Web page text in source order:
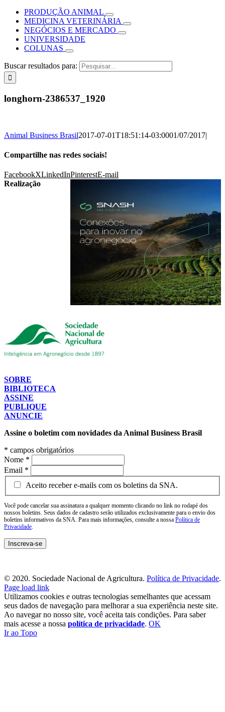
PRODUÇÃO ANIMAL
MEDICINA VETERINÁRIA
NEGÓCIOS E MERCADO
UNIVERSIDADE
COLUNAS
Buscar resultados para:
longhorn-2386537_1920
Animal Business Brasil2017-07-01T18:51:14-03:0001/07/2017|
Compartilhe nas redes sociais!
FacebookXLinkedInPinterestE-mail
Realização
SOBRE
BIBLIOTECA
ASSINE
PUBLIQUE
ANUNCIE
Assine o boletim com novidades da Animal Business Brasil
* campos obrigatórios
Nome *
Email *
Aceito receber e-mails com os boletins da SNA.
Você pode cancelar sua assinatura a qualquer momento clicando no link no rodapé dos
nossos boletins. Seus dados de cadastro serão utilizados exclusivamente para o envio dos
boletins informativos da SNA. Para mais informações, consulte a nossa Política de
Privacidade.
© 2020. Sociedade Nacional de Agricultura. Política de Privacidade.
Page load link
Utilizamos cookies e outras tecnologias semelhantes que acessam
seus dados de navegação para melhorar a sua experiência neste site.
Ao navegar no nosso site, você aceita tais condições. Para saber
mais acesse a nossa política de privacidade. OK
Ir ao Topo